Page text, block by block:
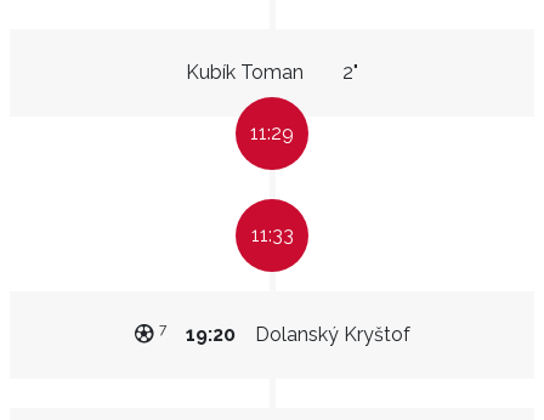
Kubík Toman 2"
11:29
11:33
Dolanský Kryštof
19:20
7